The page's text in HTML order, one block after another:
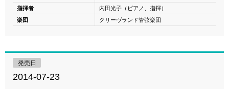
指揮者
内田光子（ピアノ、指揮）
楽団
クリーヴランド管弦楽団
発売日
2014-07-23